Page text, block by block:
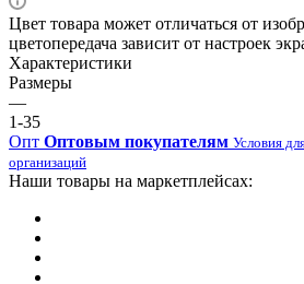
Цвет товара может отличаться от
цветопередача зависит от настроек
Характеристики
Размеры
—
1-35
Опт Оптовым покупателям Условия
организаций
Наши товары на маркетплейсах: